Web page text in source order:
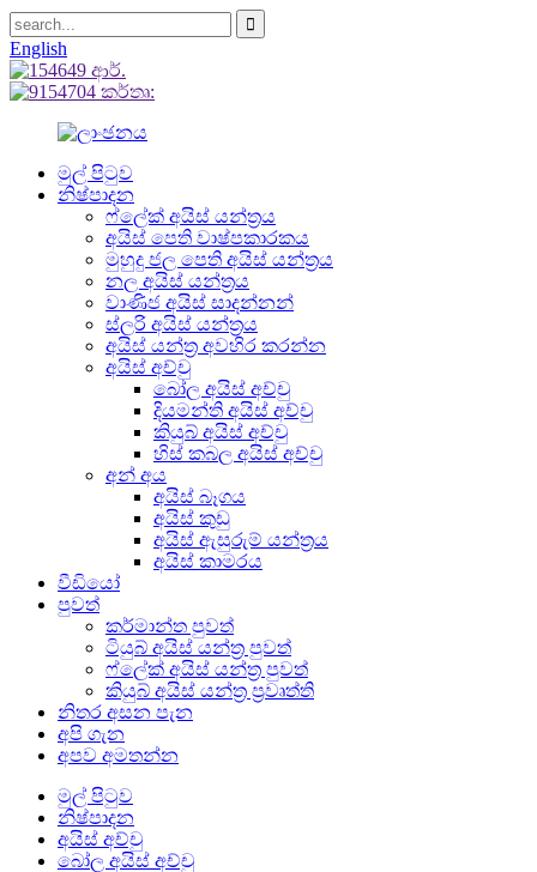
English
මුල් පිටුව
නිෂ්පාදන
ෆ්ලේක් අයිස් යන්ත්‍රය
අයිස් පෙති වාෂ්පකාරකය
මුහුදු ජල පෙති අයිස් යන්ත්‍රය
නල අයිස් යන්ත්‍රය
වාණිජ අයිස් සාදන්නන්
ස්ලරි අයිස් යන්ත්‍රය
අයිස් යන්ත්‍ර අවහිර කරන්න
අයිස් අච්චු
බෝල අයිස් අච්චු
දියමන්ති අයිස් අච්චු
කියුබ් අයිස් අච්චු
හිස් කබල අයිස් අච්චු
අන් අය
අයිස් බෑගය
අයිස් කුඩු
අයිස් ඇසුරුම් යන්ත්‍රය
අයිස් කාමරය
වීඩියෝ
පුවත්
කර්මාන්ත පුවත්
ටියුබ් අයිස් යන්ත්‍ර පුවත්
ෆ්ලේක් අයිස් යන්ත්‍ර පුවත්
කියුබ් අයිස් යන්ත්‍ර ප්‍රවෘත්ති
නිතර අසන පැන
අපි ගැන
අපව අමතන්න
මුල් පිටුව
නිෂ්පාදන
අයිස් අච්චු
බෝල අයිස් අච්චු